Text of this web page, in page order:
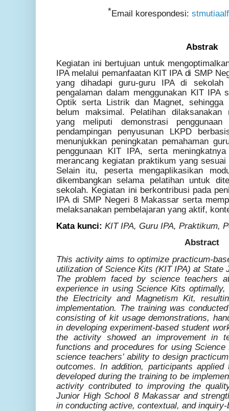
*Email korespondesi:
Abstrak
Kegiatan ini bertujuan untuk
IPA melalui pemanfaatan KIT IPA di SMP
yang dihadapi guru-guru IPA di sekolah
pengalaman dalam menggunakan KIT IPA
Optik serta Listrik dan Magnet, sehingga
belum maksimal. Pelatihan
yang meliputi demonstrasi
pendampingan penyusunan LKPD
menunjukkan peningkatan pemahaman
penggunaan KIT IPA, serta
merancang kegiatan praktikum yang
Selain itu, peserta mengaplikasikan
dikembangkan selama pelatihan untuk
sekolah. Kegiatan ini berkontribusi pada
IPA di SMP Negeri 8 Makassar serta
melaksanakan pembelajaran yang aktif,
Kata kunci: KIT IPA, Guru IPA, Praktikum,
Abstract
This activity aims to optimize practicum-
utilization of Science Kits (KIT IPA) at State
The problem faced by science teachers
experience in using Science Kits
the Electricity and Magnetism Kit,
implementation. The training was
consisting of kit usage demonstrations,
in developing experiment-based student
the activity showed an improvement in
functions and procedures for using
science teachers’ ability to design
outcomes. In addition, participants
developed during the training to be
activity contributed to improving the
Junior High School 8 Makassar and
in conducting active, contextual, and